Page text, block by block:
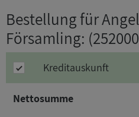
Bestellung für
Församling:
Kreditauskunft
Nettosumme